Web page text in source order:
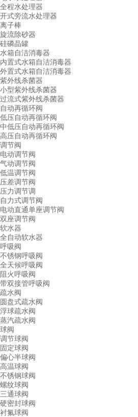
全程水处理器
开式旁流水处理器
离子棒
旋流除砂器
硅磷晶罐
水箱自洁消毒器
内置式水箱自洁消毒器
外置式水箱自洁消毒器
紫外线杀菌器
小型紫外线杀菌器
过流式紫外线杀菌器
自动再循环阀
低压自动再循环阀
中低压自动再循环阀
高压自动再循环阀
调节阀
电动调节阀
气动调节阀
低温调节阀
压差调节阀
压力调节调
自力式调节阀
电动直通单座调节阀
双座调节阀
软水器
全自动软水器
呼吸阀
不锈钢呼吸阀
全天候呼吸阀
阻火呼吸阀
带双接管呼吸阀
疏水阀
圆盘式疏水阀
浮球疏水阀
蒸汽疏水阀
球阀
调节球阀
固定球阀
偏心半球阀
高温球阀
不锈钢球阀
螺纹球阀
三通球阀
硬密封球阀
衬氟球阀